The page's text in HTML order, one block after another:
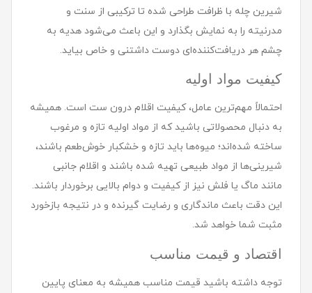
شیرین چله با ظرافت طراحی شده تا ترکیبی از سنت و
مدرنیته را به نمایش بگذارد و این باعث می‌شود هدیه به
چشم هر دریافت‌کننده‌ای دوست داشتنی و خاص بیاید.
کیفیت مواد اولیه
احتمالاً مهم‌ترین عامل، کیفیت اقلام درون ست است. همیشه
به دنبال محصولاتی باشید که از مواد اولیه تازه و مرغوب
ساخته شده‌اند؛ میوه‌ها باید تازه و خشکبار خوش‌طعم باشند،
شیرینی‌ها از مواد طبیعی تهیه شده باشند و اقلام جانبی
مانند ماگ یا فلش نیز از کیفیت و دوام بالایی برخوردار باشند.
این دقت باعث ماندگاری و رضایت گیرنده و در نتیجه بازخورد
مثبت شما خواهد شد.
اقتصاد و قیمت مناسب
توجه داشته باشید قیمت مناسب همیشه به معنای پایین